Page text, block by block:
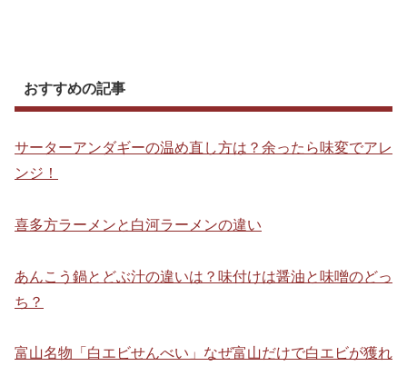
おすすめの記事
サーターアンダギーの温め直し方は？余ったら味変でアレ
ンジ！
喜多方ラーメンと白河ラーメンの違い
あんこう鍋とどぶ汁の違いは？味付けは醤油と味噌のどっ
ち？
富山名物「白エビせんべい」なぜ富山だけで白エビが獲れ